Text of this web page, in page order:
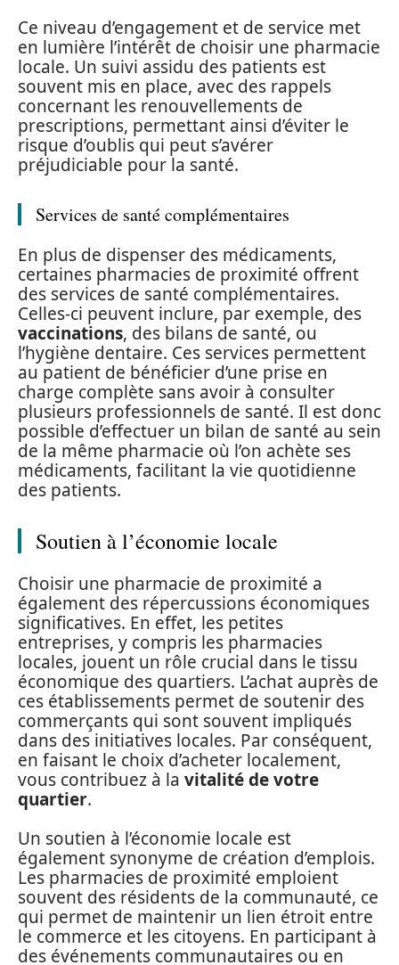
Ce niveau d’engagement et de service met
en lumière l’intérêt de choisir une pharmacie
locale. Un suivi assidu des patients est
souvent mis en place, avec des rappels
concernant les renouvellements de
prescriptions, permettant ainsi d’éviter le
risque d’oublis qui peut s’avérer
préjudiciable pour la santé.
Services de santé complémentaires
En plus de dispenser des médicaments,
certaines pharmacies de proximité offrent
des services de santé complémentaires.
Celles-ci peuvent inclure, par exemple, des
vaccinations, des bilans de santé, ou
l’hygiène dentaire. Ces services permettent
au patient de bénéficier d’une prise en
charge complète sans avoir à consulter
plusieurs professionnels de santé. Il est donc
possible d’effectuer un bilan de santé au sein
de la même pharmacie où l’on achète ses
médicaments, facilitant la vie quotidienne
des patients.
Soutien à l’économie locale
Choisir une pharmacie de proximité a
également des répercussions économiques
significatives. En effet, les petites
entreprises, y compris les pharmacies
locales, jouent un rôle crucial dans le tissu
économique des quartiers. L’achat auprès de
ces établissements permet de soutenir des
commerçants qui sont souvent impliqués
dans des initiatives locales. Par conséquent,
en faisant le choix d’acheter localement,
vous contribuez à la vitalité de votre
quartier.
Un soutien à l’économie locale est
également synonyme de création d’emplois.
Les pharmacies de proximité emploient
souvent des résidents de la communauté, ce
qui permet de maintenir un lien étroit entre
le commerce et les citoyens. En participant à
des événements communautaires ou en